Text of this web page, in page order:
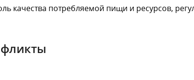
качества потребляемой пищи и ресурсов,